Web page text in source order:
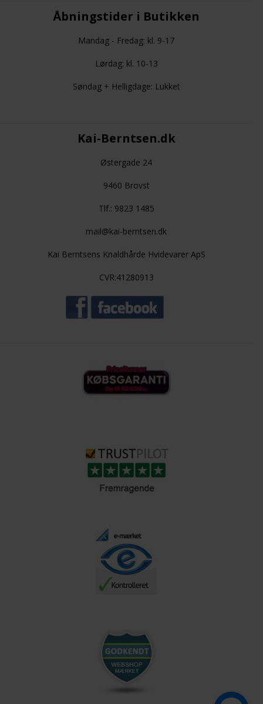
Kai-Berntsen.dk
Østergade 24
9460 Brovst
Tlf.: 9823 1485
mail@kai-berntsen.dk
Kai Berntsens Knaldhårde Hvidevarer ApS
CVR:41280913
Åbningstider i Butikken
Mandag - Fredag: kl. 9-17
Lørdag: kl. 10-13
Søndag + Helligdage: Lukket